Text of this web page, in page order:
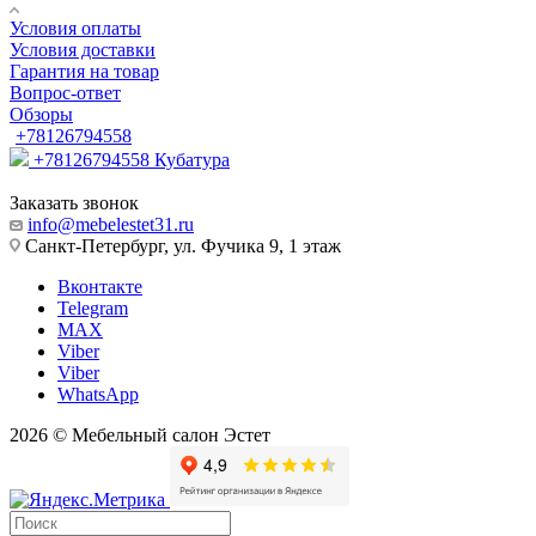
Условия оплаты
Условия доставки
Гарантия на товар
Вопрос-ответ
Обзоры
+78126794558
+78126794558 Кубатура
Заказать звонок
info@mebelestet31.ru
Санкт-Петербург, ул. Фучика 9, 1 этаж
Вконтакте
Telegram
MAX
Viber
Viber
WhatsApp
2026 © Мебельный салон Эстет